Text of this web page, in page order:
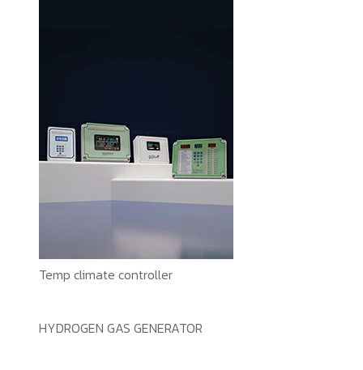
Temp climate controller
HYDROGEN GAS GENERATOR